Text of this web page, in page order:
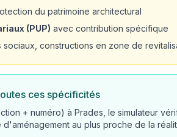
du patrimoine architectural
(PUP) avec contribution spécifique
sociaux, constructions en zone de
ces spécificités
+ numéro) à Prades, le simulateur
au plus proche de la